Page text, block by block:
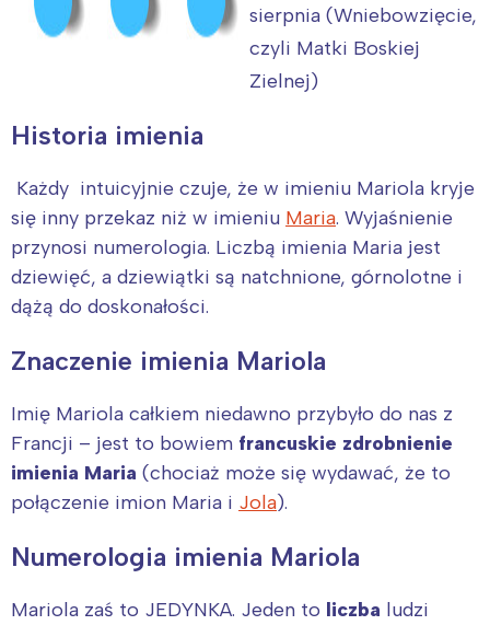
sierpnia (Wniebowzięcie,
czyli Matki Boskiej
Zielnej)
Historia imienia
Każdy intuicyjnie czuje, że w imieniu Mariola kryje
się inny przekaz niż w imieniu Maria. Wyjaśnienie
przynosi numerologia. Liczbą imienia Maria jest
dziewięć, a dziewiątki są natchnione, górnolotne i
dążą do doskonałości.
Znaczenie imienia Mariola
Imię Mariola całkiem niedawno przybyło do nas z
Francji – jest to bowiem francuskie zdrobnienie
imienia Maria (chociaż może się wydawać, że to
połączenie imion Maria i Jola).
Numerologia imienia Mariola
Mariola zaś to JEDYNKA. Jeden to liczba ludzi